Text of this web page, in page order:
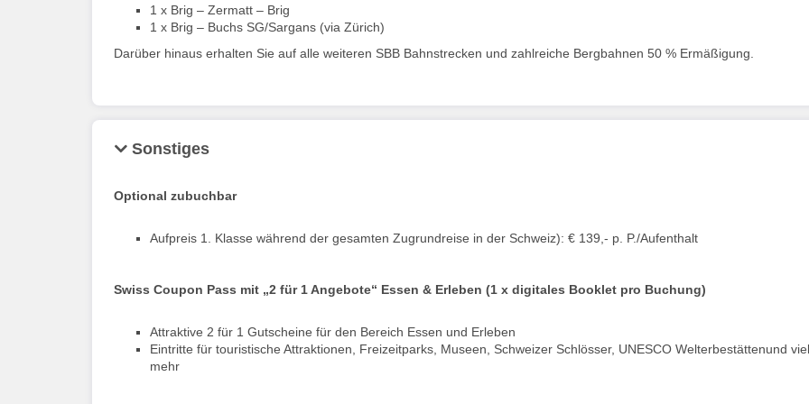
1 x Brig – Zermatt – Brig
1 x Brig – Buchs SG/Sargans (via Zürich)
Darüber hinaus erhalten Sie auf alle weiteren SBB Bahnstrecken und zahlreiche Bergbahnen 50 % Ermäßigung.
Sonstiges
Optional zubuchbar
Aufpreis 1. Klasse während der gesamten Zugrundreise in der Schweiz): € 139,- p. P./Aufenthalt
Swiss Coupon Pass mit „2 für 1 Angebote“ Essen & Erleben (1 x digitales Booklet pro Buchung)
Attraktive 2 für 1 Gutscheine für den Bereich Essen und Erleben
Eintritte für touristische Attraktionen, Freizeitparks, Museen, Schweizer Schlösser, UNESCO Welterbestättenund
mehr